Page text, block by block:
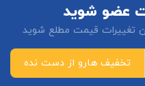
عضو شوید
تغییرات قیمت مطلع شوید